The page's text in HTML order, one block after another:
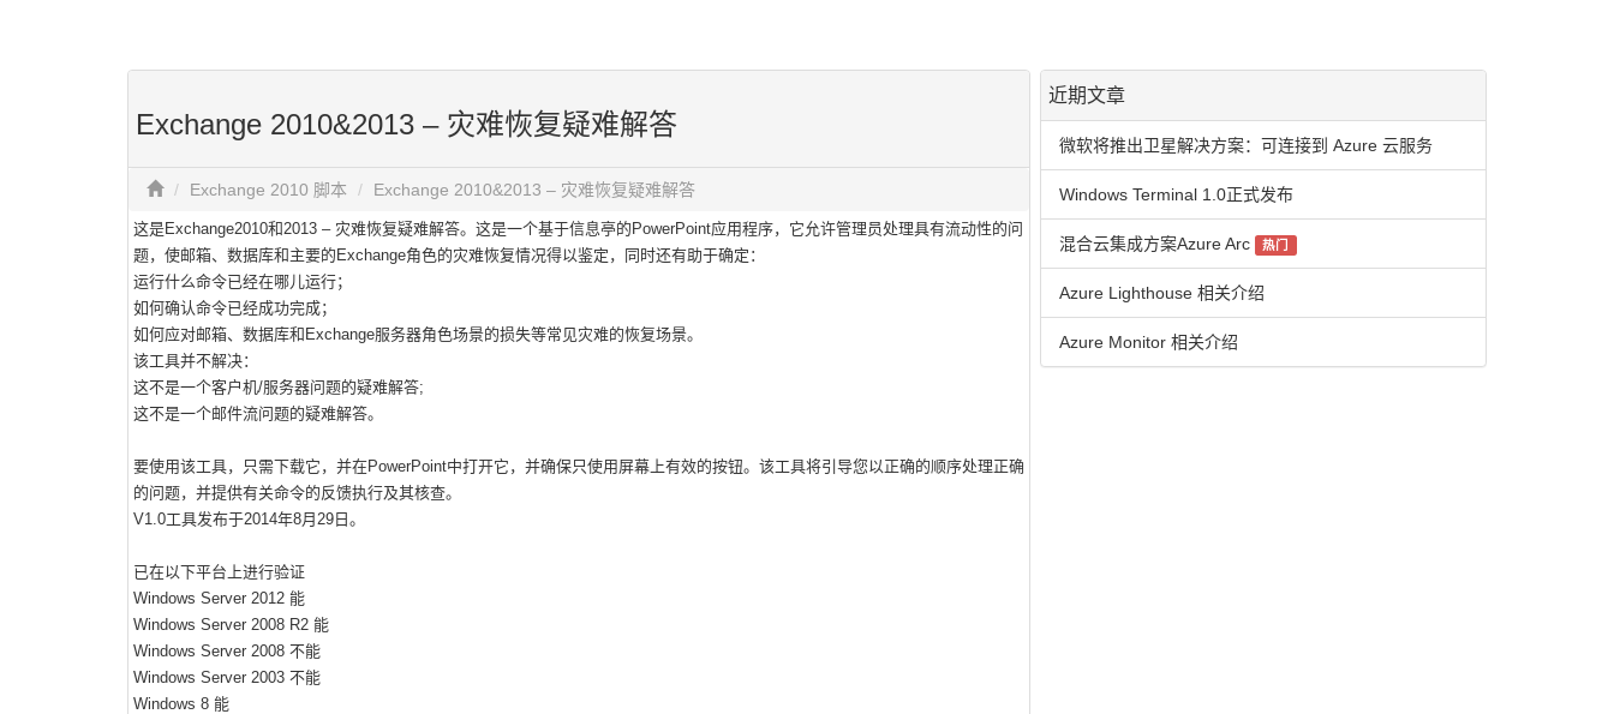
Exchange 2010&2013 – 灾难恢复疑难解答
Exchange 2010 脚本 Exchange 2010&2013 – 灾难恢复疑难解答
这是Exchange2010和2013 – 灾难恢复疑难解答。这是一个基于信息亭的PowerPoint应用程序，它允许管理员处理具有流动性的问
题，使邮箱、数据库和主要的Exchange角色的灾难恢复情况得以鉴定，同时还有助于确定：
运行什么命令已经在哪儿运行；
如何确认命令已经成功完成；
如何应对邮箱、数据库和Exchange服务器角色场景的损失等常见灾难的恢复场景。
该工具并不解决：
这不是一个客户机/服务器问题的疑难解答;
这不是一个邮件流问题的疑难解答。
要使用该工具，只需下载它，并在PowerPoint中打开它，并确保只使用屏幕上有效的按钮。该工具将引导您以正确的顺序处理正确
的问题，并提供有关命令的反馈执行及其核查。
V1.0工具发布于2014年8月29日。
已在以下平台上进行验证
Windows Server 2012 能
Windows Server 2008 R2 能
Windows Server 2008 不能
Windows Server 2003 不能
Windows 8 能
近期文章
微软将推出卫星解决方案：可连接到 Azure 云服务
Windows Terminal 1.0正式发布
混合云集成方案Azure Arc 热门
Azure Lighthouse 相关介绍
Azure Monitor 相关介绍